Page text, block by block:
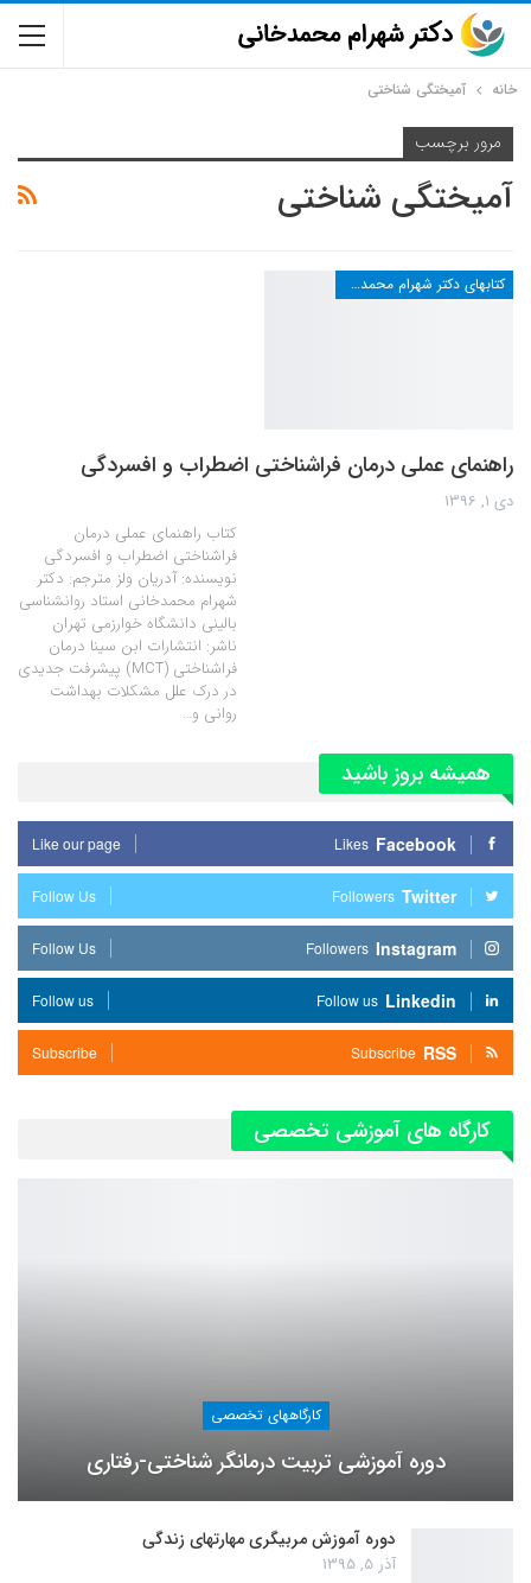
خانه آمیختگی شناختی
مرور برچسب
آمیختگی شناختی
کتابهای دکتر شهرام محمدخانی
راهنمای عملی درمان فراشناختی اضطراب و افسردگی
دی 1, 1396
کتاب راهنمای عملی درمان
فراشناختی اضطراب و افسردگی
نویسنده: آدریان ولز مترجم: دکتر
شهرام محمدخانی استاد روانشناسی
بالینی دانشگاه خوارزمی تهران
ناشر: انتشارات ابن سینا درمان
فراشناختی (MCT) پیشرفت جدیدی
در درک علل مشکلات بهداشت
روانی و…
همیشه بروز باشید
Facebook
Likes
Like our page
Twitter
Followers
Follow Us
Instagram
Followers
Follow Us
Linkedin
Follow us
Follow us
RSS
Subscribe
Subscribe
کارگاه های آموزشی تخصصی
کارگاههای تخصصی
دوره آموزشی تربیت درمانگر شناختی-رفتاری
دوره آموزش مربیگری مهارتهای زندگی
آذر 5, 1395